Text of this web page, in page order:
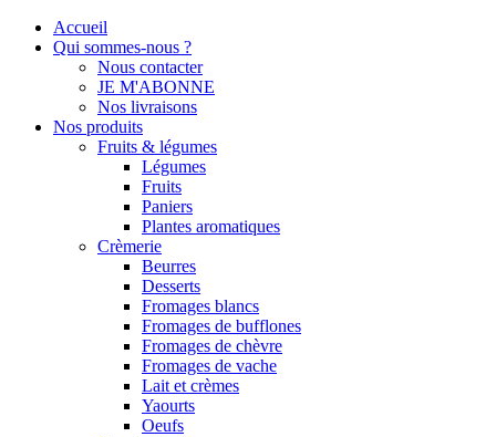
Accueil
Qui sommes-nous ?
Nous contacter
JE M'ABONNE
Nos livraisons
Nos produits
Fruits & légumes
Légumes
Fruits
Paniers
Plantes aromatiques
Crèmerie
Beurres
Desserts
Fromages blancs
Fromages de bufflones
Fromages de chèvre
Fromages de vache
Lait et crèmes
Yaourts
Oeufs